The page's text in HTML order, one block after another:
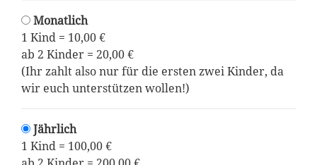
Monatlich
1 Kind = 10,00 €
ab 2 Kinder = 20,00 €
(Ihr zahlt also nur für die ersten zwei Kinder, da
wir euch unterstützen wollen!)
Jährlich
1 Kind = 100,00 €